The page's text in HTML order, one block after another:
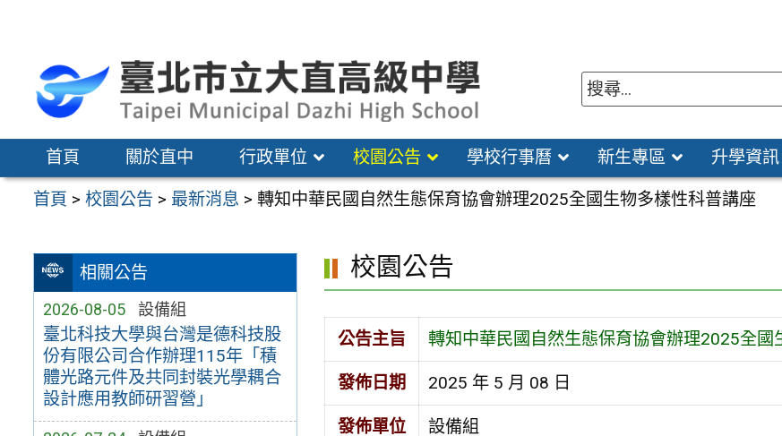
區
首頁 關於直中 行政單位 校園公告 學校行事曆 新生專區 升學資訊
首頁 >校園公告 > 最新消息 >轉知中華民國自然生態保育協會辦理2025全國生物多樣性科普講座
相關公告
2026-08-05 設備組
臺北科技大學與台灣是德科技股
份有限公司合作辦理115年「積
體光路元件及共同封裝光學耦合
設計應用教師研習營」
校園公告
公告主旨 轉知中華民國自然生態保育協會辦理2025全國
發佈日期 2025 年 5 月 08 日
發佈單位 設備組